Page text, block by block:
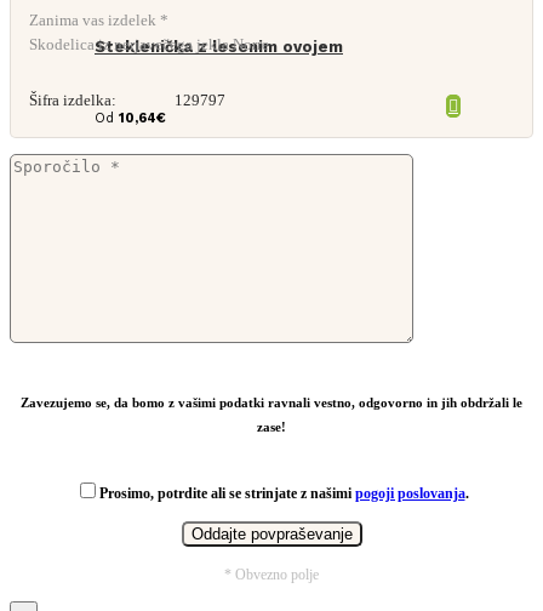
Steklenička z lesenim ovojem
Od 10,64€
Zanima vas izdelek *
Skodelica iz nerjavečega jekla Norre
Šifra izdelka: 129797
Zavezujemo se, da bomo z vašimi podatki ravnali vestno, odgovorno in jih obdržali le
zase!
Prosimo, potrdite ali se strinjate z našimi pogoji poslovanja.
* Obvezno polje